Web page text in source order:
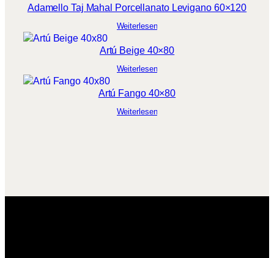
Adamello Taj Mahal Porcellanato Levigano 60×120
Weiterlesen
Artú Beige 40×80
Weiterlesen
Artú Fango 40×80
Weiterlesen